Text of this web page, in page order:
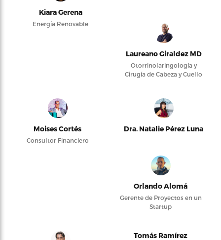
Kiara Gerena
Energía Renovable
Laureano Giraldez MD
Otorrinolaringología y
Cirugía de Cabeza y Cuello
Moises Cortés
Consultor Financiero
Dra. Natalie Pérez Luna
Orlando Alomá
Gerente de Proyectos en un
Startup
Tomás Ramírez